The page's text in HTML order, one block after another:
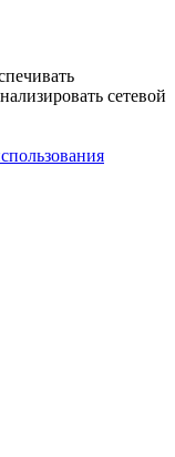
сетевой